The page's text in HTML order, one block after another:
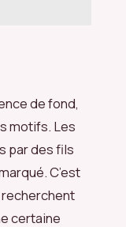
de fond,
motifs. Les
par des fils
C’est
certaine